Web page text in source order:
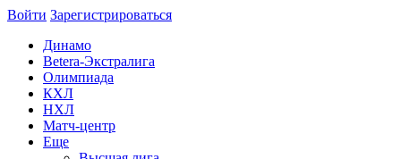
Войти Зарегиcтрироваться
Динамо
Betera-Экстралига
Олимпиада
КХЛ
НХЛ
Матч-центр
Еще